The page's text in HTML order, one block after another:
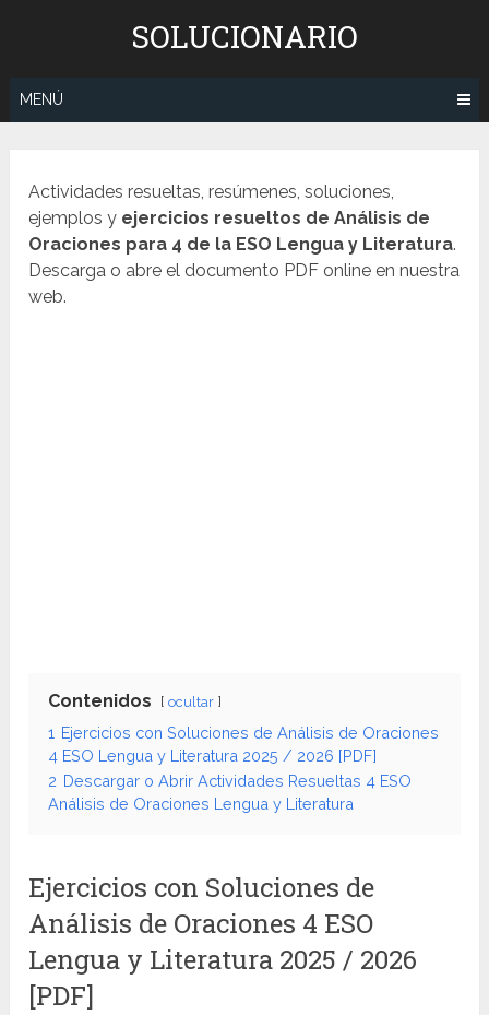
SOLUCIONARIO
MENÚ
Actividades resueltas, resúmenes, soluciones,
ejemplos y ejercicios resueltos de Análisis de
Oraciones para 4 de la ESO Lengua y Literatura.
Descarga o abre el documento PDF online en nuestra
web.
Contenidos ocultar
1 Ejercicios con Soluciones de Análisis de Oraciones
4 ESO Lengua y Literatura 2025 / 2026 [PDF]
2 Descargar o Abrir Actividades Resueltas 4 ESO
Análisis de Oraciones Lengua y Literatura
Ejercicios con Soluciones de
Análisis de Oraciones 4 ESO
Lengua y Literatura 2025 / 2026
[PDF]